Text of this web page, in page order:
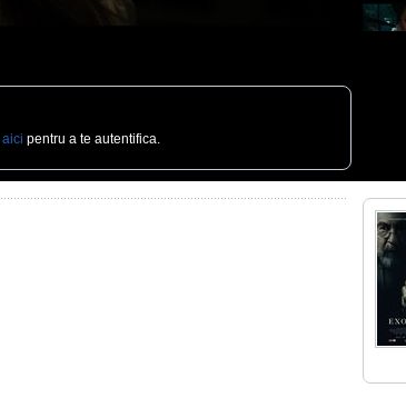
aici pentru a te autentifica.